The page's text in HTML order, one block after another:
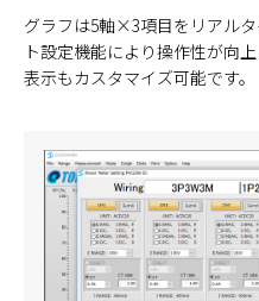
グラフは5軸×3項目をリアル
ト設定機能により操作性が向
表示もカスタマイズ可能です。